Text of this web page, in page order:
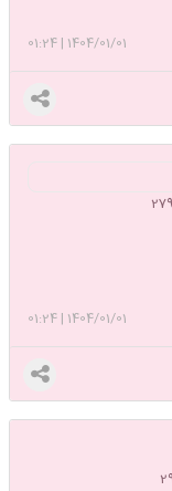
1404/01/01
|
01:24
1404/01/01
|
01:24